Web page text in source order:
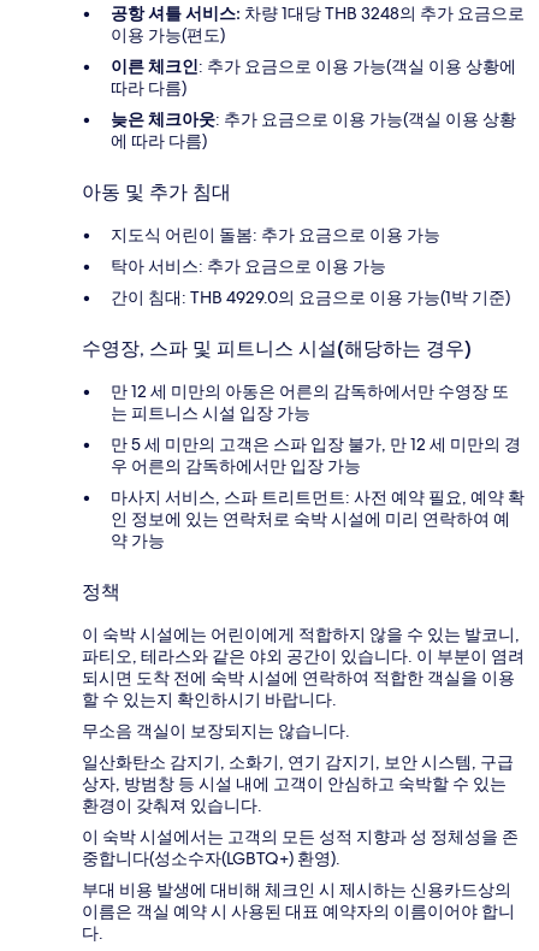
공항 셔틀 서비스: 차량 1대당 THB 3248의 추가 요금으로
이용 가능(편도)
이른 체크인: 추가 요금으로 이용 가능(객실 이용 상황에
따라 다름)
늦은 체크아웃: 추가 요금으로 이용 가능(객실 이용 상황
에 따라 다름)
아동 및 추가 침대
지도식 어린이 돌봄: 추가 요금으로 이용 가능
탁아 서비스: 추가 요금으로 이용 가능
간이 침대: THB 4929.0의 요금으로 이용 가능(1박 기준)
수영장, 스파 및 피트니스 시설(해당하는 경우)
만 12 세 미만의 아동은 어른의 감독하에서만 수영장 또
는 피트니스 시설 입장 가능
만 5 세 미만의 고객은 스파 입장 불가, 만 12 세 미만의 경
우 어른의 감독하에서만 입장 가능
마사지 서비스, 스파 트리트먼트: 사전 예약 필요, 예약 확
인 정보에 있는 연락처로 숙박 시설에 미리 연락하여 예
약 가능
정책
이 숙박 시설에는 어린이에게 적합하지 않을 수 있는 발코니,
파티오, 테라스와 같은 야외 공간이 있습니다. 이 부분이 염려
되시면 도착 전에 숙박 시설에 연락하여 적합한 객실을 이용
할 수 있는지 확인하시기 바랍니다.
무소음 객실이 보장되지는 않습니다.
일산화탄소 감지기, 소화기, 연기 감지기, 보안 시스템, 구급
상자, 방범창 등 시설 내에 고객이 안심하고 숙박할 수 있는
환경이 갖춰져 있습니다.
이 숙박 시설에서는 고객의 모든 성적 지향과 성 정체성을 존
중합니다(성소수자(LGBTQ+) 환영).
부대 비용 발생에 대비해 체크인 시 제시하는 신용카드상의
이름은 객실 예약 시 사용된 대표 예약자의 이름이어야 합니
다.